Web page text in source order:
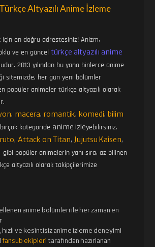
Altyazılı Anime İzleme
için en doğru adrestesiniz! Anizm,
ve en günceltürkçe altyazılı anime
2013 yılından bu yana binlerce anime
sitemizde, her gün yeni bölümler
popüler animeler türkçe altyazılı olarak
, macera,romantik, komedi, bilim
kategoride anime izleyebilirsiniz.
,Attack on Titan, Jujutsu Kaisen,
gibi popüler animelerin yanı sıra, az bilinen
altyazılı olarak takipçilerimize
anime bölümleri ile her zaman en
ve kesintisiz anime izleme deneyimi
fansub ekipleri tarafından hazırlanan